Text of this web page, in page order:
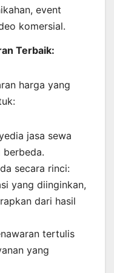
event
komersial.
Terbaik:
harga yang
jasa sewa
berbeda.
secara rinci:
yang diinginkan,
dari hasil
tertulis
yang